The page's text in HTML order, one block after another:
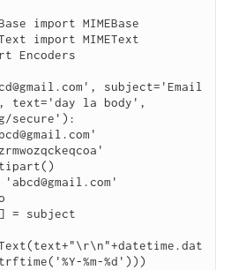
import MIMEBase
import MIMEText
Encoders
subject='Email
text='day la body',
secure'):
%m-%d')))